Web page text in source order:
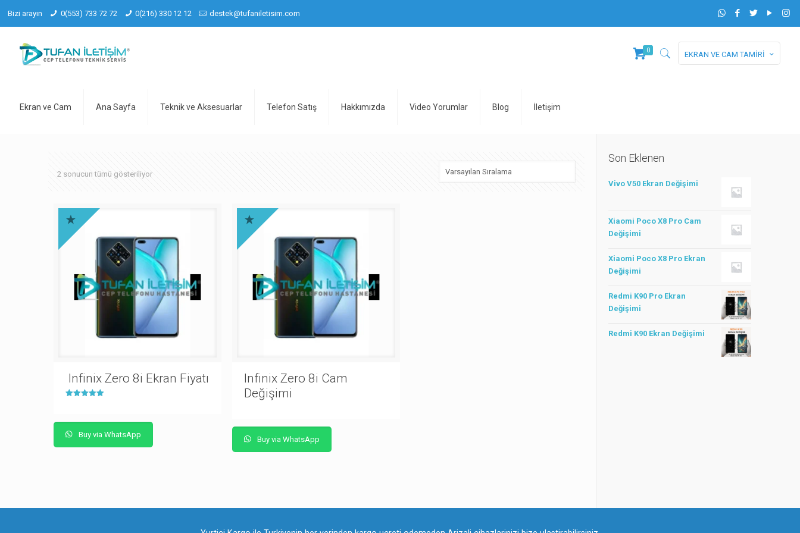
Bizi arayın 0(553) 733 72 72 0(216) 330 12 12 destek@tufaniletisim.com
Ekran ve Cam Ana Sayfa Teknik ve Aksesuarlar Telefon Satış Hakkımızda Video Yorumlar Blog İletişim
0 EKRAN VE CAM TAMİRİ
2 sonucun tümü gösteriliyor
Infinix Zero 8i Ekran Fiyatı
Buy via WhatsApp
Infinix Zero 8i Cam
Değişimi
Buy via WhatsApp
Son Eklenen
Vivo V50 Ekran Değişimi
Xiaomi Poco X8 Pro Cam
Değişimi
Xiaomi Poco X8 Pro Ekran
Değişimi
Redmi K90 Pro Ekran
Değişimi
Redmi K90 Ekran Değişimi